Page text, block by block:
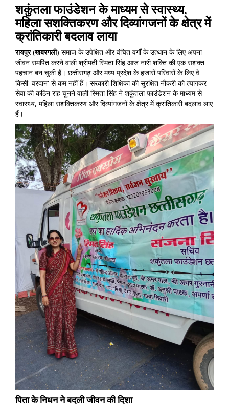
शकुंतला फाउंडेशन के माध्यम से स्वास्थ्य,
महिला सशक्तिकरण और दिव्यांगजनों के क्षेत्र में
क्रांतिकारी बदलाव लाया
रायपुर(खबरगली) समाज के उपेक्षित और वंचित वर्गों के उत्थान के लिए अपना
जीवन समर्पित करने वाली श्रीमती स्मिता सिंह आज नारी शक्ति की एक सशक्त
पहचान बन चुकी हैं। छत्तीसगढ़ और मध्य प्रदेश के हजारों परिवारों के लिए वे
किसी 'वरदान' से कम नहीं हैं। सरकारी शिक्षिका की सुरक्षित नौकरी को त्यागकर
सेवा की कठिन राह चुनने वाली स्मिता सिंह ने शकुंतला फाउंडेशन के माध्यम से
स्वास्थ्य, महिला सशक्तिकरण और दिव्यांगजनों के क्षेत्र में क्रांतिकारी बदलाव लाए
हैं।
पिता के निधन ने बदली जीवन की दिशा